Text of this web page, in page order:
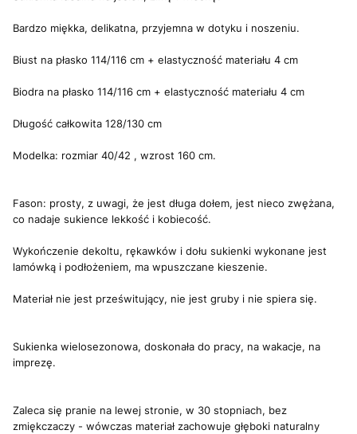
Bardzo miękka, delikatna, przyjemna w dotyku i noszeniu.
Biust na płasko 114/116 cm + elastyczność materiału 4 cm
Biodra na płasko 114/116 cm + elastyczność materiału 4 cm
Długość całkowita 128/130 cm
Modelka: rozmiar 40/42 , wzrost 160 cm.
Fason: prosty, z uwagi, że jest długa dołem, jest nieco zwężana,
co nadaje sukience lekkość i kobiecość.
Wykończenie dekoltu, rękawków i dołu sukienki wykonane jest
lamówką i podłożeniem, ma wpuszczane kieszenie.
Materiał nie jest prześwitujący, nie jest gruby i nie spiera się.
Sukienka wielosezonowa, doskonała do pracy, na wakacje, na
imprezę.
Zaleca się pranie na lewej stronie, w 30 stopniach, bez
zmiękczaczy - wówczas materiał zachowuje głęboki naturalny